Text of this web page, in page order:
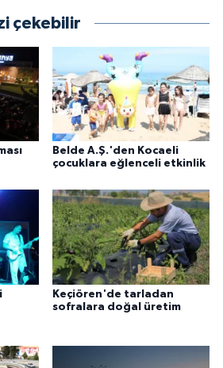
çekebilir
Belde A.Ş.'den Kocaeli
çocuklara eğlenceli etkinlik
Keçiören'de tarladan
sofralara doğal üretim